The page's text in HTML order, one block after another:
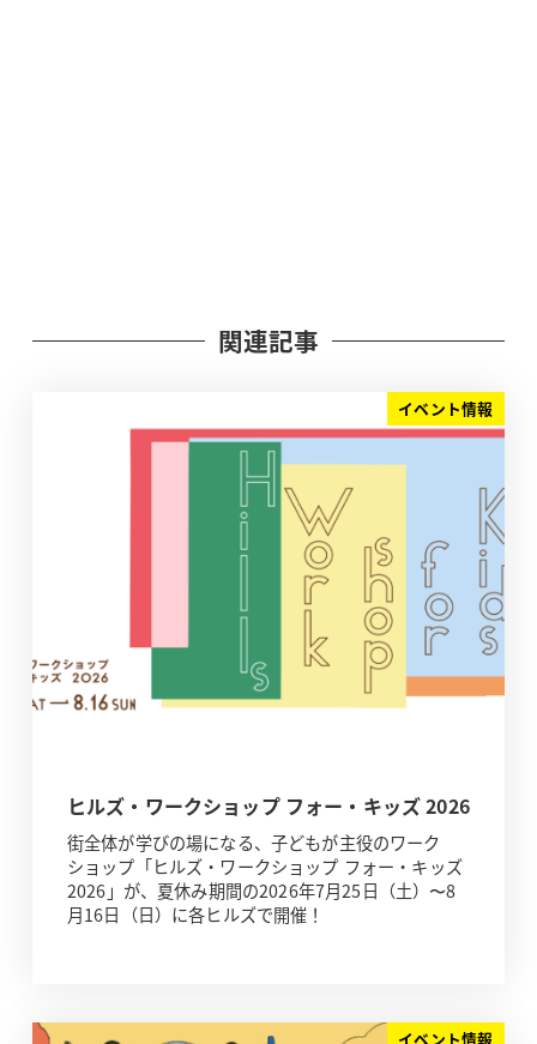
関連記事
イベント情報
ヒルズ・ワークショップ フォー・キッズ 2026
街全体が学びの場になる、子どもが主役のワーク
ショップ「ヒルズ・ワークショップ フォー・キッズ
2026」が、夏休み期間の2026年7月25日（土）〜8
月16日（日）に各ヒルズで開催！
イベント情報